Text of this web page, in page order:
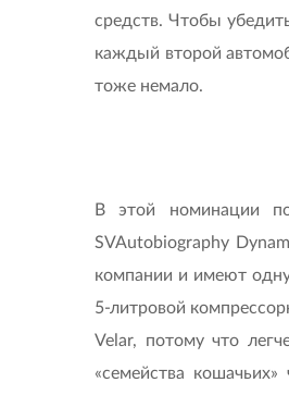
средств. Чтобы
каждый второй
тоже немало.
В этой номинации
SVAutobiography
компании и имеют
5-литровой
Velar, потому что
«семейства